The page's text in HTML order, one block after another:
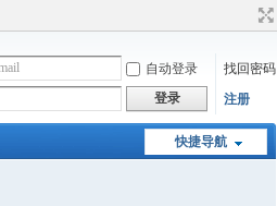
自动登录
找回密码
登录 注册
快捷导航